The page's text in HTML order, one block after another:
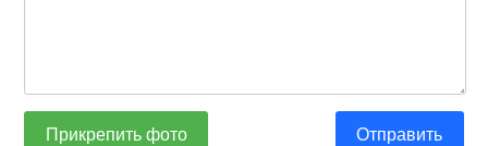
Прикрепить фото Отправить